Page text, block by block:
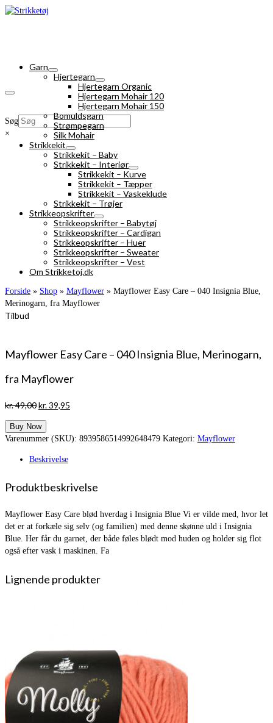
Søg
×
Garn
Hjertegarn
Hjertegarn Organic
Hjertegarn Mohair 120
Hjertegarn Mohair 150
Bomuldsgarn
Strømpegarn
Silk Mohair
Strikkekit
Strikkekit – Baby
Strikkekit – Interiør
Strikkekit – Kurve
Strikkekit – Tæpper
Strikkekit – Vaskeklude
Strikkekit – Trøjer
Strikkeopskrifter
Strikkeopskrifter – Babytøj
Strikkeopskrifter – Cardigan
Strikkeopskrifter – Huer
Strikkeopskrifter – Sweater
Strikkeopskrifter – Vest
Om Strikketoj.dk
Forside » Shop » Mayflower » Mayflower Easy Care – 040 Insignia Blue,
Merinogarn, fra Mayflower
Tilbud
Mayflower Easy Care – 040 Insignia Blue, Merinogarn,
fra Mayflower
kr.49,00Den
pris
var:
kr.39,95
er:
Buy Now
Varenummer (SKU): 8939586514992648479 Kategori: Mayflower
Beskrivelse
Produktbeskrivelse
Mayflower Easy Care blød hverdag i Insignia Blue Vi er vilde med, hvor let
det er at forkæle sig selv (og familien) med denne skønne uld i Insignia
Blue. Her får du garnet, der både føles blødt mod huden og holder sig flot
også efter vask i maskinen. Fa
Lignende produkter